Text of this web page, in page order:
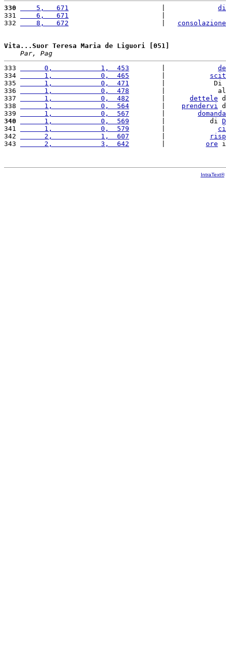
330
    5,   671
331
    6,   671
332
    8,   672
consolazione
Vita...Suor Teresa Maria de Liguori [051]
Par, Pag
333
      0,            1,  453
334
      1,            0,  465
335
      1,            0,  471
|
336
      1,            0,  478
|
337
      1,            0,  482
dettele
338
      1,            0,  564
prendervi
339
      1,            0,  567
340
      1,            0,  569
        |           di
341
      1,            0,  579
342
      2,            1,  607
343
      2,            3,  642
ore
IntraText®